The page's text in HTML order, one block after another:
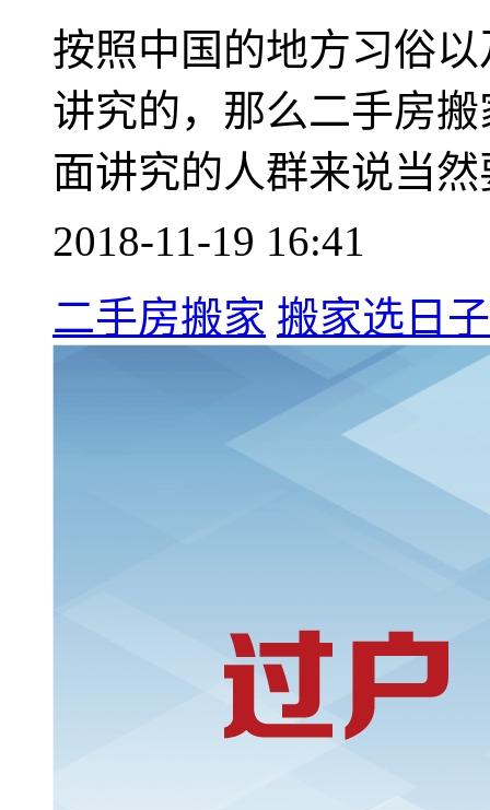
按照中国的地方习俗
讲究的，那么二手房
面讲究的人群来说当
2018-11-19 16:41
二手房搬家 搬家选日子